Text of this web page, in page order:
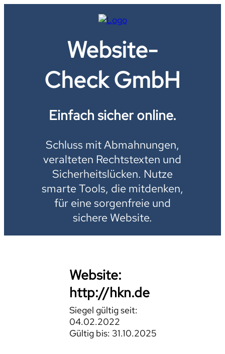
Website-
Check GmbH
Einfach sicher online.
Schluss mit Abmahnungen,
veralteten Rechtstexten und
Sicherheitslücken. Nutze
smarte Tools, die mitdenken,
für eine sorgenfreie und
sichere Website.
Website:
http://hkn.de
Siegel gültig seit:
04.02.2022
Gültig bis: 31.10.2025